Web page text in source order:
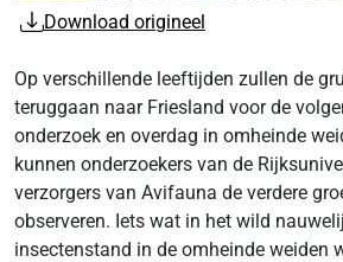
Download origineel
Op verschillende leeftijden zullen de
teruggaan naar Friesland voor de
onderzoek en overdag in omheinde
kunnen onderzoekers van de
verzorgers van Avifauna de verdere
observeren. Iets wat in het wild
insectenstand in de omheinde weiden